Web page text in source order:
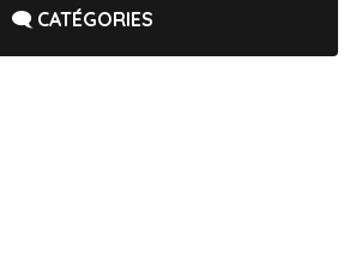
🗨️ CATÉGORIES